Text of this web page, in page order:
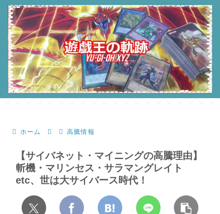
ホーム 高騰情報
【サイバネット・マイニングの高騰理由】
斬機・マリンセス・サラマングレイト
etc、世は大サイバース時代！